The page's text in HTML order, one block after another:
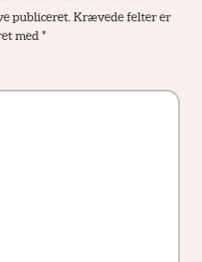
publiceret. Krævede felter er
med*